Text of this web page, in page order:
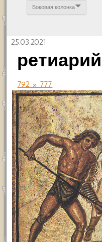
Боковая колонка
25.03.2021
792 × 777